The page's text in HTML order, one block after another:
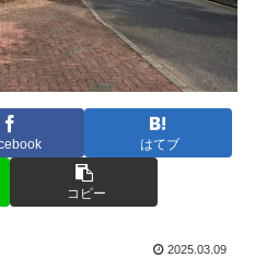
はてブ
コピー
2025.03.09